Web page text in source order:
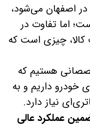
اصفهان می‌شود،
اما تفاوت در
چیزی است که
هستیم که
خودرو داریم و به
نیاز دارد.
عملکرد عالی